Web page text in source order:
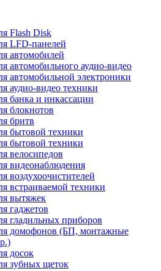
Flash Disk
LFD-панелей
автомобилей
автомобильного аудио-видео
автомобильной электроники
аудио-видео техники
банка и инкассации
блокнотов
бритв
бытовой техники
бытовой техники
велосипедов
видеонаблюдения
воздухоочистителей
встраиваемой техники
вытяжек
гаджетов
гладильных приборов
домофонов (БП, монтажные
досок
зубных щеток